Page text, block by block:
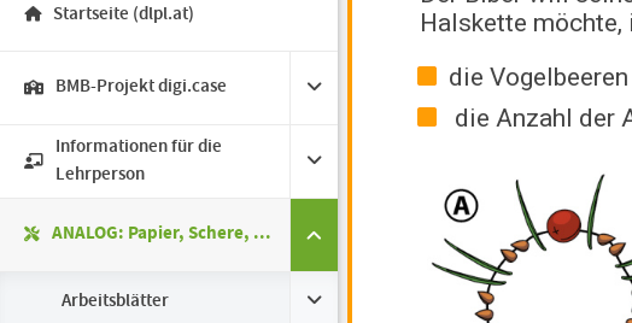
Startseite (dlpl.at)
BMB-Projekt digi.case
Informationen für die
Lehrperson
ANALOG: Papier, Schere, ...
Arbeitsblätter